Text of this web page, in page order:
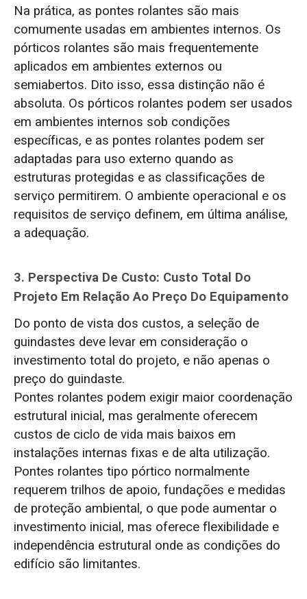
Na prática, as pontes rolantes são mais
comumente usadas em ambientes internos. Os
pórticos rolantes são mais frequentemente
aplicados em ambientes externos ou
semiabertos. Dito isso, essa distinção não é
absoluta. Os pórticos rolantes podem ser usados
em ambientes internos sob condições
específicas, e as pontes rolantes podem ser
adaptadas para uso externo quando as
estruturas protegidas e as classificações de
serviço permitirem. O ambiente operacional e os
requisitos de serviço definem, em última análise,
a adequação.
3. Perspectiva De Custo: Custo Total Do
Projeto Em Relação Ao Preço Do Equipamento
Do ponto de vista dos custos, a seleção de
guindastes deve levar em consideração o
investimento total do projeto, e não apenas o
preço do guindaste.
Pontes rolantes podem exigir maior coordenação
estrutural inicial, mas geralmente oferecem
custos de ciclo de vida mais baixos em
instalações internas fixas e de alta utilização.
Pontes rolantes tipo pórtico normalmente
requerem trilhos de apoio, fundações e medidas
de proteção ambiental, o que pode aumentar o
investimento inicial, mas oferece flexibilidade e
independência estrutural onde as condições do
edifício são limitantes.